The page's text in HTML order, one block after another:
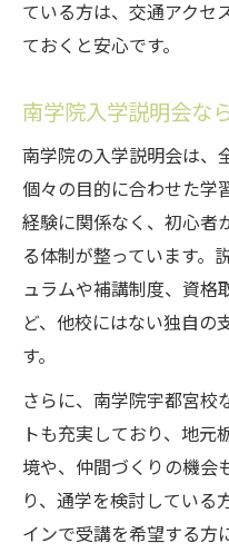
ている方は、交通アクセ
ておくと安心です。
南学院入学説明会な
南学院の入学説明会は、
個々の目的に合わせた学
経験に関係なく、初心者
る体制が整っています。
ュラムや補講制度、資格
ど、他校にはない独自の
す。
さらに、南学院宇都宮校
トも充実しており、地元
境や、仲間づくりの機会
り、通学を検討している
インで受講を希望する方